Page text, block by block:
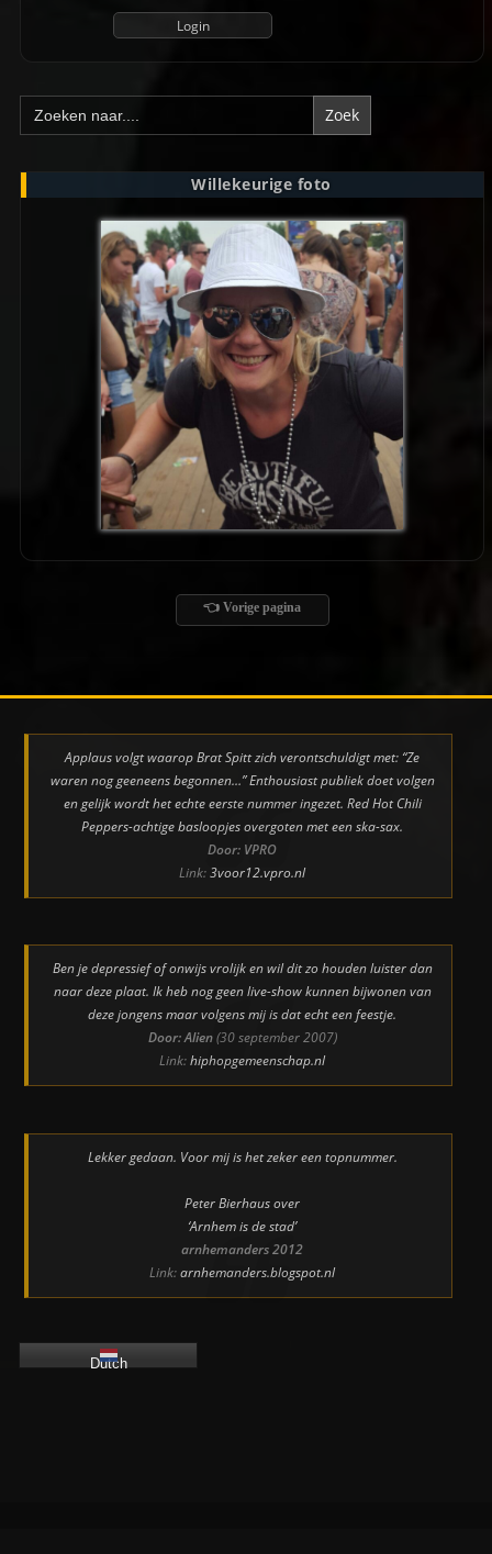
Zoek
naar:
Willekeurige foto
👈 Vorige pagina
Applaus volgt waarop Brat Spitt zich verontschuldigt met: “Ze
waren nog geeneens begonnen…” Enthousiast publiek doet volgen
en gelijk wordt het echte eerste nummer ingezet. Red Hot Chili
Peppers-achtige basloopjes overgoten met een ska-sax.
Door: VPRO
Link:3voor12.vpro.nl
Ben je depressief of onwijs vrolijk en wil dit zo houden luister dan
naar deze plaat. Ik heb nog geen live-show kunnen bijwonen van
deze jongens maar volgens mij is dat echt een feestje.
Door: Alien(30 september 2007)
Link:hiphopgemeenschap.nl
Lekker gedaan. Voor mij is het zeker een topnummer.
Peter Bierhaus over
‘Arnhem is de stad’
arnhemanders 2012
Link:arnhemanders.blogspot.nl
Dutch